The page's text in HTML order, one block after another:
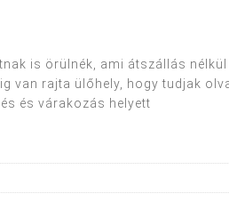
is örülnék, ami átszállás
van rajta ülőhely, hogy tudjak
és várakozás helyett